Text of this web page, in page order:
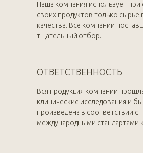
Наша компания использует при
своих продуктов только сырье
качества. Все компании
тщательный отбор.
Вся продукция компании
клинические исследования и
произведена в соответствии с
международными стандартами
ОТВЕТСТВЕННОСТЬ